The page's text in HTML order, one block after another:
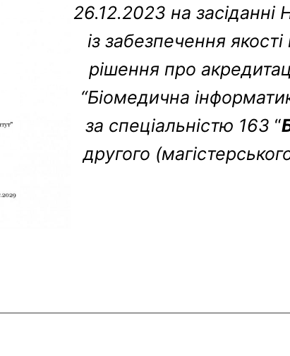
26.12.2023 на засіданні
із забезпечення
рішення про
“Біомедична
за спеціальністю 163 “
другого